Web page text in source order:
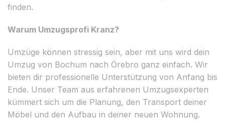
finden.
Warum Umzugsprofi Kranz?
Umzüge können stressig sein, aber mit uns wird dein
Umzug von Bochum nach Örebro ganz einfach. Wir
bieten dir professionelle Unterstützung von Anfang bis
Ende. Unser Team aus erfahrenen Umzugsexperten
kümmert sich um die Planung, den Transport deiner
Möbel und den Aufbau in deiner neuen Wohnung.